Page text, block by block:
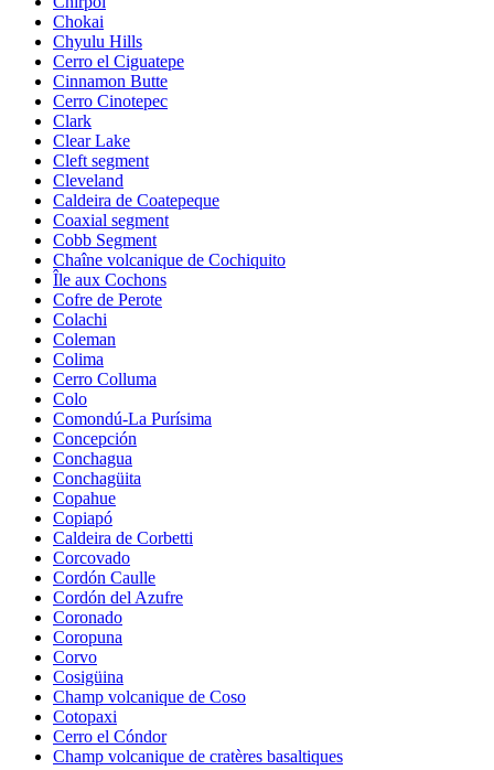
Chokai
Chyulu Hills
Cerro el Ciguatepe
Cinnamon Butte
Cerro Cinotepec
Clark
Clear Lake
Cleft segment
Cleveland
Caldeira de Coatepeque
Coaxial segment
Cobb Segment
Chaîne volcanique de Cochiquito
Île aux Cochons
Cofre de Perote
Colachi
Coleman
Colima
Cerro Colluma
Colo
Comondú-La Purísima
Concepción
Conchagua
Conchagüita
Copahue
Copiapó
Caldeira de Corbetti
Corcovado
Cordón Caulle
Cordón del Azufre
Coronado
Coropuna
Corvo
Cosigüina
Champ volcanique de Coso
Cotopaxi
Cerro el Cóndor
Champ volcanique de cratères basaltiques